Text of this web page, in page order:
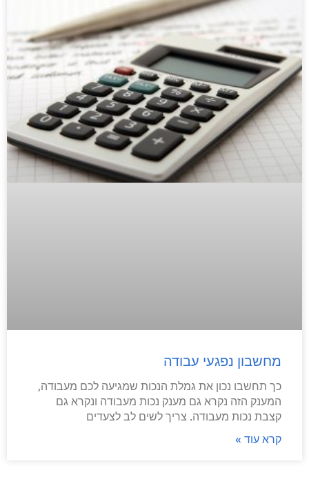
מחשבון נפגעי עבודה
כך תחשבו נכון את גמלת הנכות שמגיעה לכם מעבודה,
המענק הזה נקרא גם מענק נכות מעבודה ונקרא גם
קצבת נכות מעבודה. צריך לשים לב לצעדים
קרא עוד »